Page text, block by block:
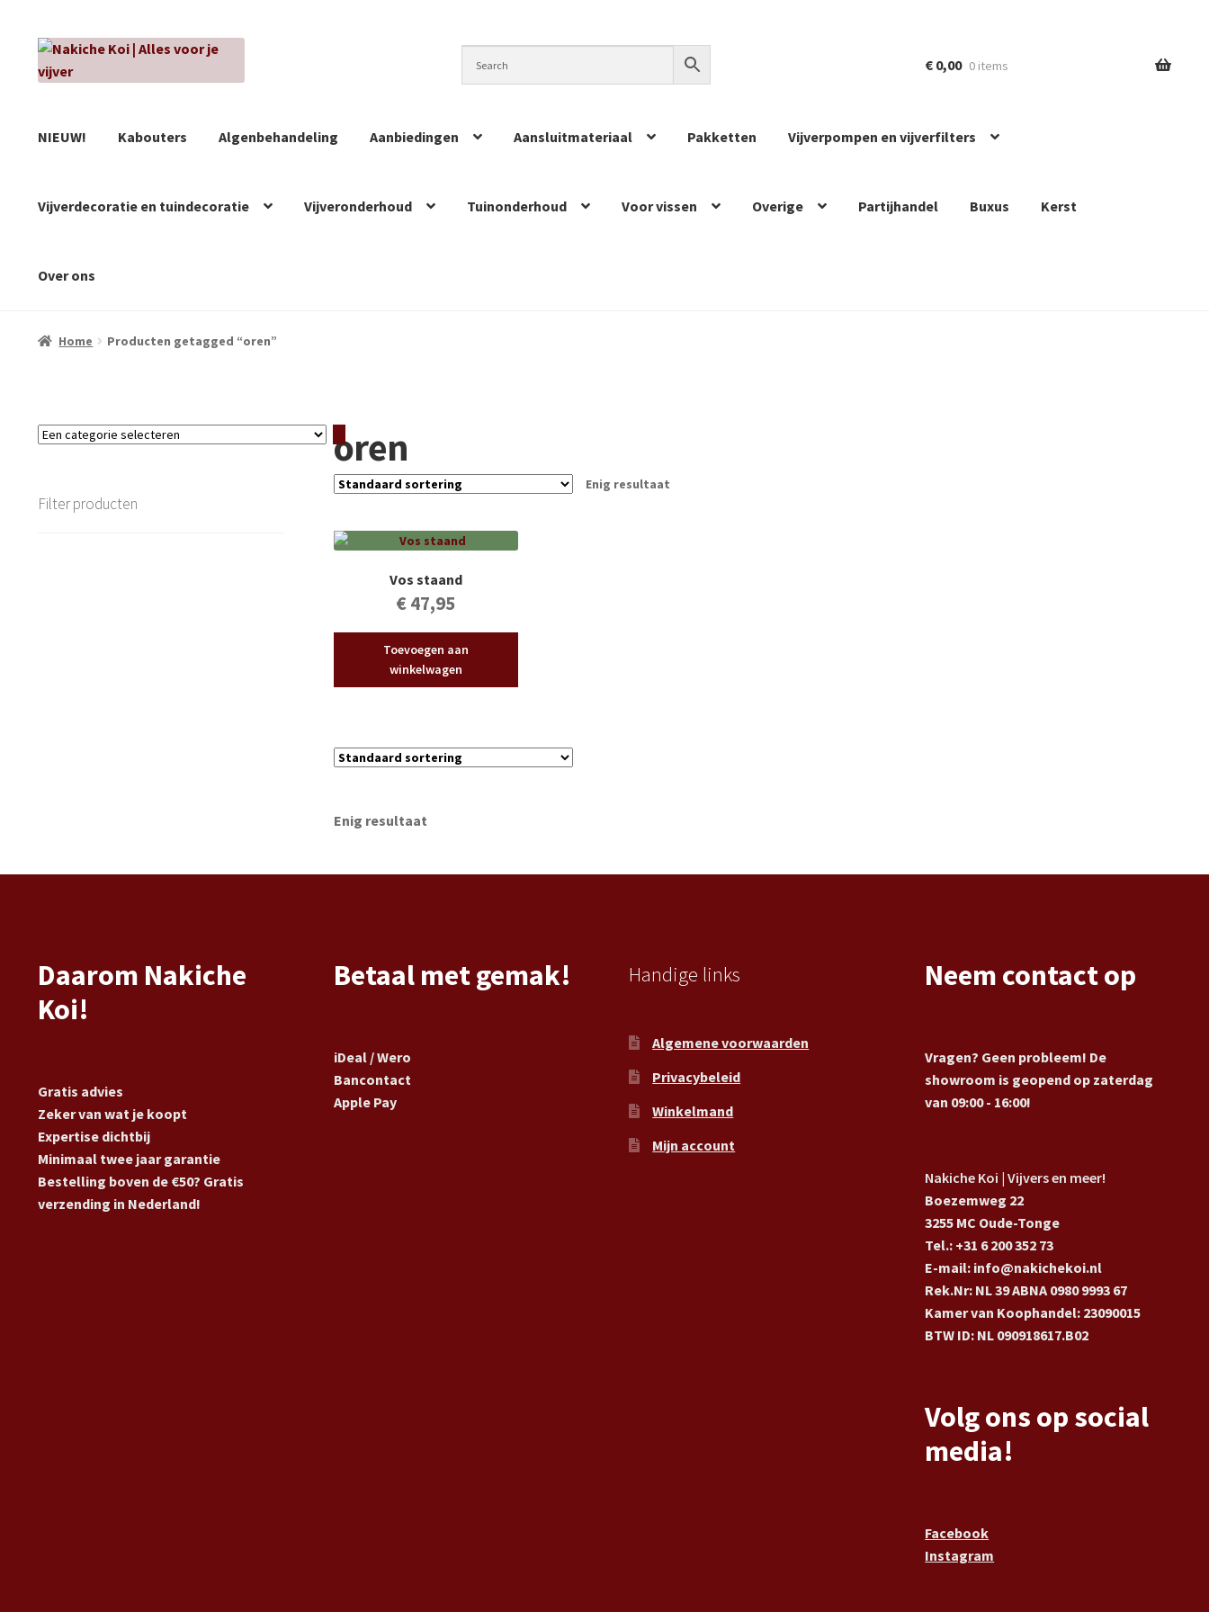
Ga
door
Ga
naar
€ 0,00 0 items
NIEUW! Kabouters Algenbehandeling Aanbiedingen Aansluitmateriaal Pakketten Vijverpompen en vijverfilters
Vijverdecoratie en tuindecoratie Vijveronderhoud Tuinonderhoud Voor vissen Overige Partijhandel Buxus Kerst
Over ons
Home Producten getagged “oren”
Een
Filter producten
oren
Enig resultaat
Vos staand
€47,95
Toevoegen aan
winkelwagen
Enig resultaat
Daarom Nakiche
Koi!
Gratis advies
Zeker van wat je koopt
Expertise dichtbij
Minimaal twee jaar garantie
Bestelling boven de €50? Gratis
verzending in Nederland!
Betaal met gemak!
iDeal / Wero
Bancontact
Apple Pay
Handige links
Algemene voorwaarden
Privacybeleid
Winkelmand
Mijn account
Neem contact op
Vragen? Geen probleem! De
showroom is geopend op zaterdag
van 09:00 - 16:00!
Nakiche Koi | Vijvers en meer!
Boezemweg 22
3255 MC Oude-Tonge
Tel.: +31 6 200 352 73
E-mail: info@nakichekoi.nl
Rek.Nr: NL 39 ABNA 0980 9993 67
Kamer van Koophandel: 23090015
BTW ID: NL 090918617.B02
Volg ons op social
media!
Facebook
Instagram